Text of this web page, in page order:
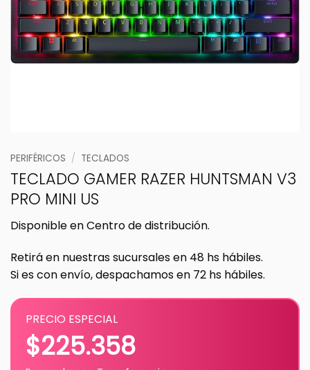
PERIFÉRICOS / TECLADOS
TECLADO GAMER RAZER HUNTSMAN V3
PRO MINI US
Disponible en Centro de distribución.
Retirá en nuestras sucursales en 48 hs hábiles.
Si es con envío, despachamos en 72 hs hábiles.
PRECIO ESPECIAL
$225.358